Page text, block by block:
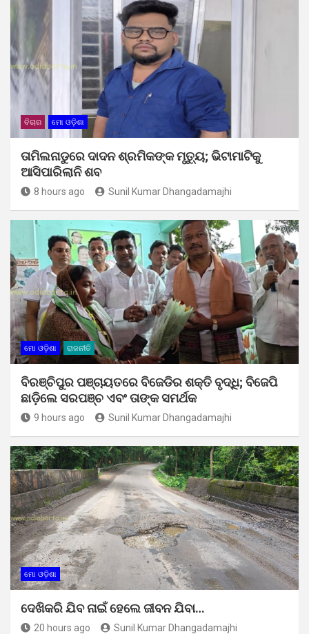
ବିଚାର ମୋ ଓଡ଼ିଶା
ତାମିଲନାଡୁରେ ଦାଦନ ଶ୍ରମିକଙ୍କ ମୃତ୍ୟୁ; ଭିଟାମାଟିକୁ
ଆସିପାରିଲାନି ଶବ
8 hours ago Sunil Kumar Dhangadamajhi
ମୋ ଓଡ଼ିଶା ରାଜନୀତି
ବିରଞ୍ଚିପୁର ପଞ୍ଚାୟତରେ ବିଜେଡିର ଶକ୍ତି ବୃଦ୍ଧି; ବିଜେପି
ଛାଡ଼ିଲେ ସରପଞ୍ଚ ଏବଂ ତାଙ୍କ ସମର୍ଥକ
9 hours ago Sunil Kumar Dhangadamajhi
ମୋ ଓଡ଼ିଶା
ଦେଖିକରି ଯିବ ନାଇଁ ହେଲେ ଜୀବନ ଯିବା…
20 hours ago Sunil Kumar Dhangadamajhi